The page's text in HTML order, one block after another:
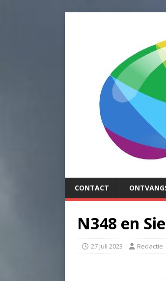
CONTACT
N348 en
27 juli 2023 Redactie